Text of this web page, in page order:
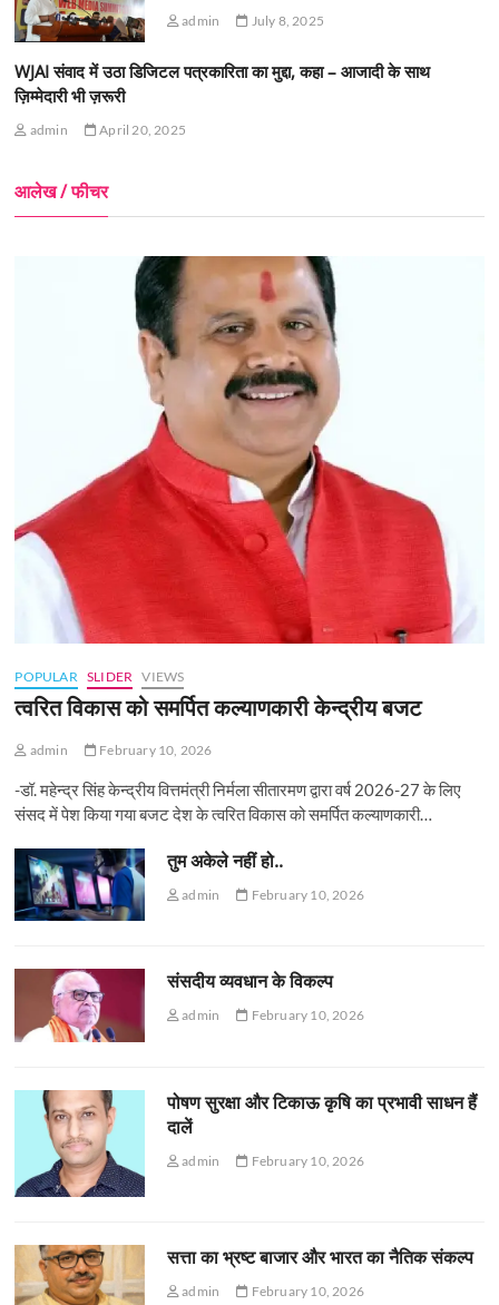
admin July 8, 2025
WJAI संवाद में उठा डिजिटल पत्रकारिता का मुद्दा, कहा – आजादी के साथ
ज़िम्मेदारी भी ज़रूरी
admin April 20, 2025
आलेख / फीचर
POPULAR SLIDER VIEWS
त्वरित विकास को समर्पित कल्याणकारी केन्‍द्रीय बजट
admin February 10, 2026
-डॉ. महेन्द्र सिंह केन्द्रीय वित्तमंत्री निर्मला सीतारमण द्वारा वर्ष 2026-27 के लिए
संसद में पेश किया गया बजट देश के त्वरित विकास को समर्पित कल्याणकारी…
तुम अकेले नहीं हो..
admin February 10, 2026
संसदीय व्यवधान के विकल्प
admin February 10, 2026
पोषण सुरक्षा और टिकाऊ कृषि का प्रभावी साधन हैं
दालें
admin February 10, 2026
सत्ता का भ्रष्ट बाजार और भारत का नैतिक संकल्प
admin February 10, 2026